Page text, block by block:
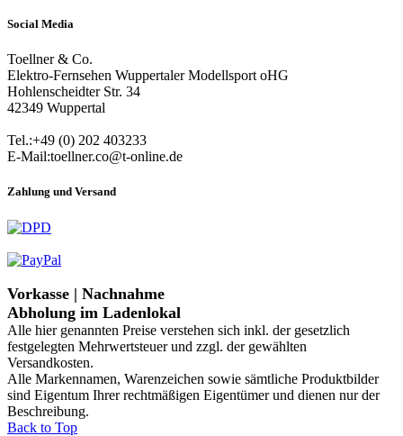
Social Media
Toellner & Co.
Elektro-Fernsehen Wuppertaler Modellsport oHG
Hohlenscheidter Str. 34
42349 Wuppertal
Tel.:+49 (0) 202 403233
E-Mail:toellner.co@t-online.de
Zahlung und Versand
Vorkasse | Nachnahme
Abholung im Ladenlokal
Alle hier genannten Preise verstehen sich inkl. der gesetzlich
festgelegten Mehrwertsteuer und zzgl. der gewählten
Versandkosten.
Alle Markennamen, Warenzeichen sowie sämtliche Produktbilder
sind Eigentum Ihrer rechtmäßigen Eigentümer und dienen nur der
Beschreibung.
Back to Top